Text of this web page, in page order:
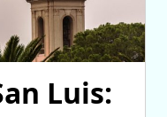
Luis: